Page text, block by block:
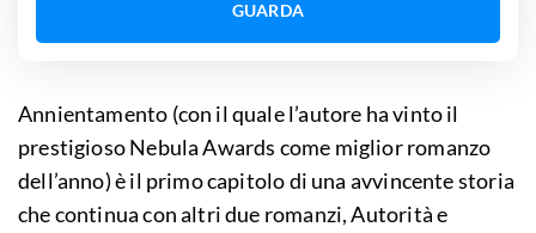
GUARDA
Annientamento (con il quale l’autore ha vinto il
prestigioso Nebula Awards come miglior romanzo
dell’anno) è il primo capitolo di una avvincente storia
che continua con altri due romanzi, Autorità e